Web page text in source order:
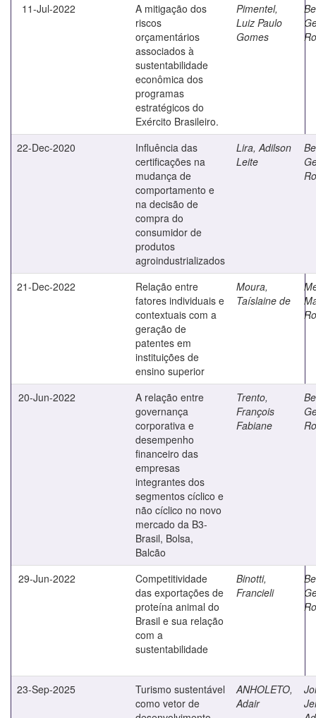
11-Jul-2022
A mitigação dos
riscos
orçamentários
associados à
sustentabilidade
econômica dos
programas
estratégicos do
Exército Brasileiro.
Pimentel,
Luiz Paulo
Gomes
22-Dec-2020
Influência das
certificações na
mudança de
comportamento e
na decisão de
compra do
consumidor de
produtos
agroindustrializados
Lira, Adilson
Leite
21-Dec-2022
Relação entre
fatores individuais e
contextuais com a
geração de
patentes em
instituições de
ensino superior
Moura,
Taíslaine de
20-Jun-2022
A relação entre
governança
corporativa e
desempenho
financeiro das
empresas
integrantes dos
segmentos cíclico e
não cíclico no novo
mercado da B3-
Brasil, Bolsa,
Balcão
Trento,
François
Fabiane
29-Jun-2022
Competitividade
das exportações de
proteína animal do
Brasil e sua relação
com a
sustentabilidade
Binotti,
Francieli
23-Sep-2025
Turismo sustentável
como vetor de
ANHOLETO,
Adair